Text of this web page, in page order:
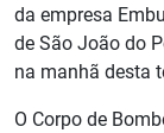
da empresa
de São João do
na manhã desta
O Corpo de